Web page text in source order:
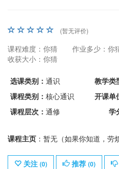
(暂无评价)
课程难度：你猜 作业多少：你
收获大小：你猜
选课类别： 通识 教学类
课程类别： 核心通识 开课单
课程层次： 通修 学
课程主页 ：暂无（如果你知道，劳
关注 (0) 推荐 (0)